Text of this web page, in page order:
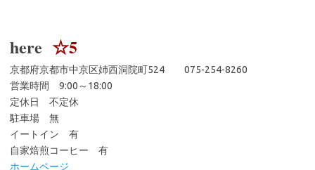
here ☆5
京都府京都市中京区姉西洞院町524 075-254-8260
営業時間 9:00～18:00
定休日 不定休
駐車場 無
イートイン 有
自家焙煎コーヒー 有
ホームページ